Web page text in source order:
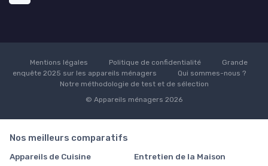
Mentions légales Politique de confidentialité
Grande
enquête 2025 sur les appareils ménagers
Qui sommes-nous ?
Notre méthodologie de test et de sélection
© Appareils ménagers 2026
Nos meilleurs comparatifs
Appareils de Cuisine Entretien de la Maison